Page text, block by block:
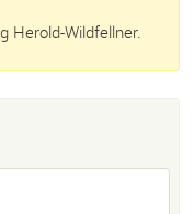
Herold-Wildfellner.